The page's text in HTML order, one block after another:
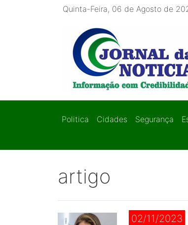
Quinta-Feira, 06 de Agosto de
Politica Cidades Segurança
artigo
02/11/2023